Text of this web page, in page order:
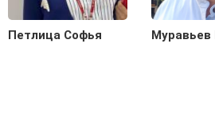
Петлица Софья Муравьев